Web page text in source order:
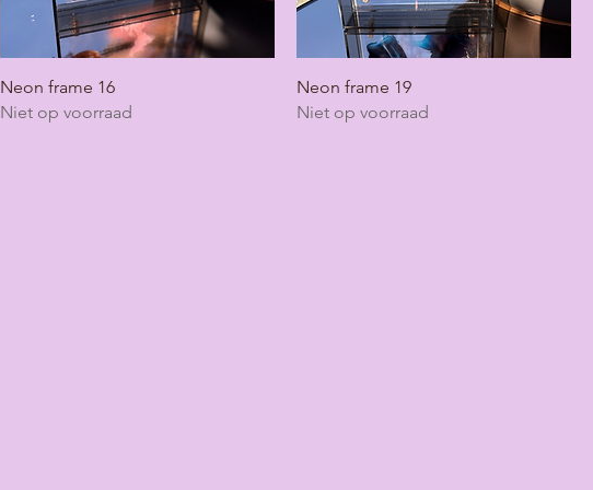
Neon frame 16
Niet op voorraad
Neon frame 19
Niet op voorraad